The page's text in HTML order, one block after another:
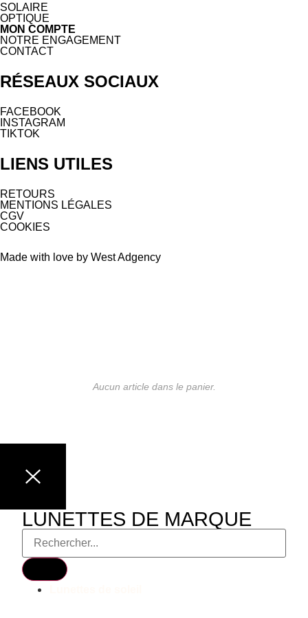
SOLAIRE
OPTIQUE
MON COMPTE
NOTRE ENGAGEMENT
CONTACT
RÉSEAUX SOCIAUX
FACEBOOK
INSTAGRAM
TIKTOK
LIENS UTILES
RETOURS
MENTIONS LÉGALES
CGV
COOKIES
Made with love by West Adgency
Aucun article dans le panier.
LUNETTES DE MARQUE